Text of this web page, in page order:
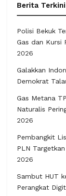
Berita Terkini
Polisi Bekuk
Gas dan Kursi
2026
Galakkan
Demokrat
Gas Metana
Naturalis
2026
Pembangkit
PLN
2026
Sambut HUT
Perangkat